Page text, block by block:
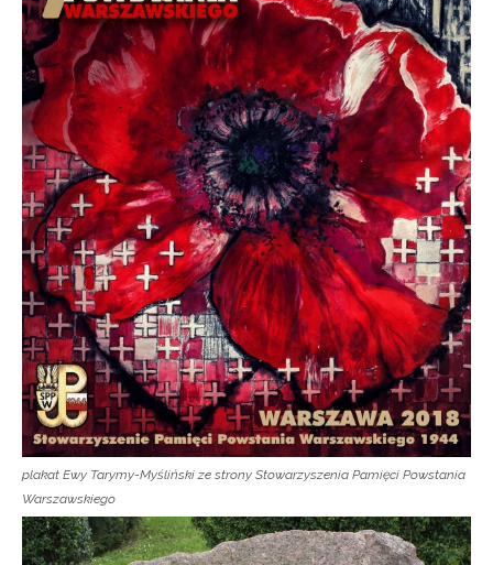
plakat Ewy Tarymy-Myśliński ze strony Stowarzyszenia Pamięci Powstania
Warszawskiego